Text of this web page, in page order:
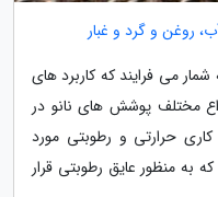
روغن و گرد و غبار
می فرایند که کاربرد های
مختلف پوشش های نانو در
حرارتی و رطوبتی مورد
به منظور عایق رطوبتی قرار